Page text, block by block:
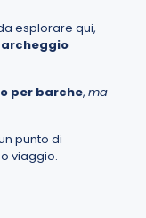
esplorare qui,
per barche, ma
punto di
viaggio.